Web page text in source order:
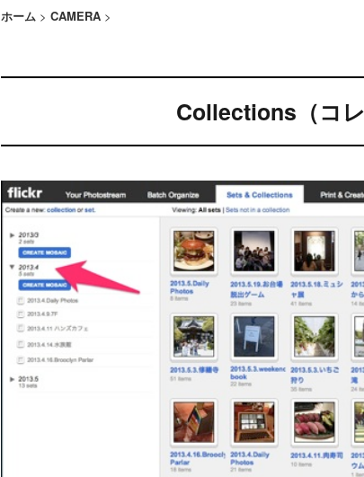
ホーム > CAMERA >
Collections（コレ